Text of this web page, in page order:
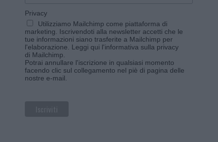
Privacy
Utilizziamo Mailchimp come piattaforma di
marketing. Iscrivendoti alla newsletter accetti che le
tue informazioni siano trasferite a Mailchimp per
l'elaborazione. Leggi qui l'informativa sulla privacy
di Mailchimp
Potrai annullare l'iscrizione in qualsiasi momento
facendo clic sul collegamento nel piè di pagina delle
nostre e-mail.